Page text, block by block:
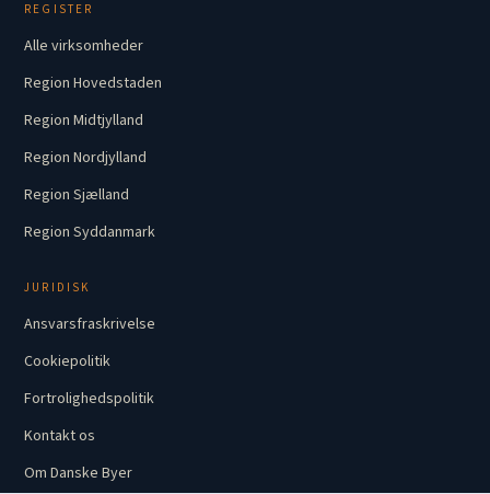
REGISTER
Alle virksomheder
Region Hovedstaden
Region Midtjylland
Region Nordjylland
Region Sjælland
Region Syddanmark
JURIDISK
Ansvarsfraskrivelse
Cookiepolitik
Fortrolighedspolitik
Kontakt os
Om Danske Byer